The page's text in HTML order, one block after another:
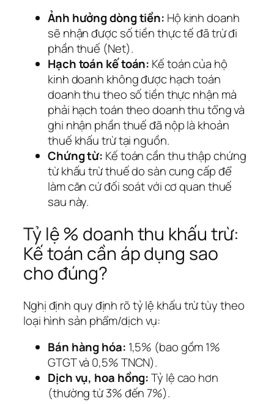
Ảnh hưởng dòng tiền: Hộ kinh doanh
sẽ nhận được số tiền thực tế đã trừ đi
phần thuế (Net).
Hạch toán kế toán: Kế toán của hộ
kinh doanh không được hạch toán
doanh thu theo số tiền thực nhận mà
phải hạch toán theo doanh thu tổng và
ghi nhận phần thuế đã nộp là khoản
thuế khấu trừ tại nguồn.
Chứng từ: Kế toán cần thu thập chứng
từ khấu trừ thuế do sàn cung cấp để
làm căn cứ đối soát với cơ quan thuế
sau này.
Tỷ lệ % doanh thu khấu trừ:
Kế toán cần áp dụng sao
cho đúng?
Nghị định quy định rõ tỷ lệ khấu trừ tùy theo
loại hình sản phẩm/dịch vụ:
Bán hàng hóa: 1,5% (bao gồm 1%
GTGT và 0,5% TNCN).
Dịch vụ, hoa hồng:Tỷ lệ cao hơn
(thường từ 3% đến 7%).